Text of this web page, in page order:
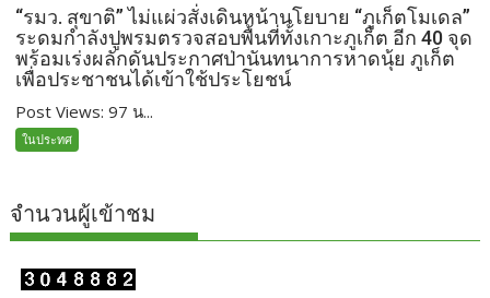
“รมว. สุขาติ” ไม่แผ่วสั่งเดินหน้านโยบาย “ภูเก็ตโมเดล”
ระดมกำลังปูพรมตรวจสอบพื้นที่ทั้งเกาะภูเก็ต อีก 40 จุด
พร้อมเร่งผลักดันประกาศป่านันทนาการหาดนุ้ย ภูเก็ต
เพื่อประชาชนได้เข้าใช้ประโยชน์
Post Views: 97 น...
ในประทศ
จำนวนผู้เข้าชม